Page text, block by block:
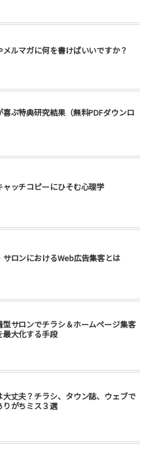
メルマガに何を書けばいいですか？
喜ぶ特典研究結果（無料PDFダウンロ
ャッチコピーにひそむ心理学
サロンにおけるWeb広告集客とは
型サロンでチラシ＆ホームページ集客
最大化する手段
大丈夫？チラシ、タウン誌、ウェブで
りがちミス３選